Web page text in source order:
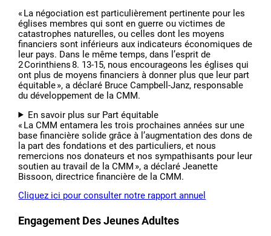
« La négociation est particulièrement pertinente pour les
églises membres qui sont en guerre ou victimes de
catastrophes naturelles, ou celles dont les moyens
financiers sont inférieurs aux indicateurs économiques de
leur pays. Dans le même temps, dans l’esprit de
2 Corinthiens 8. 13-15, nous encourageons les églises qui
ont plus de moyens financiers à donner plus que leur part
équitable », a déclaré Bruce Campbell-Janz, responsable
du développement de la CMM.
En savoir plus sur Part équitable
« La CMM entamera les trois prochaines années sur une
base financière solide grâce à l’augmentation des dons de
la part des fondations et des particuliers, et nous
remercions nos donateurs et nos sympathisants pour leur
soutien au travail de la CMM », a déclaré Jeanette
Bissoon, directrice financière de la CMM.
Cliquez ici pour consulter notre rapport annuel
Engagement Des Jeunes Adultes